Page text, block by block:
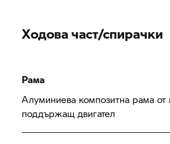
Ходова част/спирачки
Рама
Алуминиева композитна рама от
поддържащ двигател